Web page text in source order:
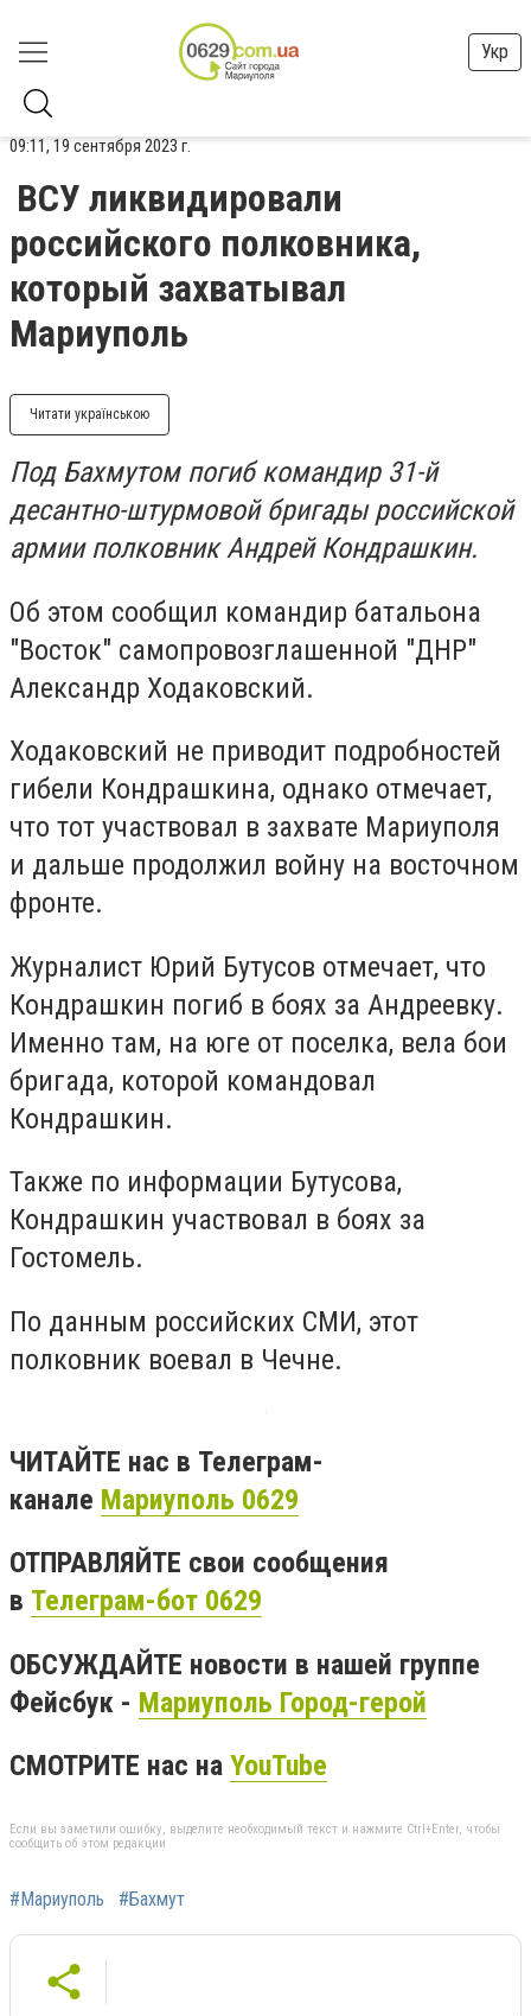
Укр
09:11, 19 сентября 2023 г.
ВСУ ликвидировали
российского полковника,
который захватывал
Мариуполь
Читати українською
Под Бахмутом погиб командир 31-й
десантно-штурмовой бригады российской
армии полковник Андрей Кондрашкин.
Об этом сообщил командир батальона
"Восток" самопровозглашенной "ДНР"
Александр Ходаковский.
Ходаковский не приводит подробностей
гибели Кондрашкина, однако отмечает,
что тот участвовал в захвате Мариуполя
и дальше продолжил войну на восточном
фронте.
Журналист Юрий Бутусов отмечает, что
Кондрашкин погиб в боях за Андреевку.
Именно там, на юге от поселка, вела бои
бригада, которой командовал
Кондрашкин.
Также по информации Бутусова,
Кондрашкин участвовал в боях за
Гостомель.
По данным российских СМИ, этот
полковник воевал в Чечне.
ЧИТАЙТЕ нас в Телеграм-
канале Мариуполь 0629
ОТПРАВЛЯЙТЕ свои сообщения
в Телеграм-бот 0629
ОБСУЖДАЙТЕ новости в нашей группе
Фейсбук - Мариуполь Город-герой
СМОТРИТЕ нас на YouTube
Если вы заметили ошибку, выделите необходимый текст и нажмите Ctrl+Enter, чтобы
сообщить об этом редакции
#Мариуполь #Бахмут